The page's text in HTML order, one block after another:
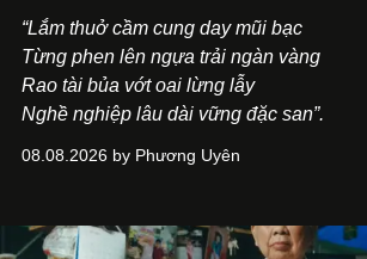
“Lắm thuở cầm cung day mũi bạc
Từng phen lên ngựa trải ngàn vàng
Rao tài bủa vớt oai lừng lẫy
Nghề nghiệp lâu dài vững đặc san”.
08.08.2026 by Phương Uyên